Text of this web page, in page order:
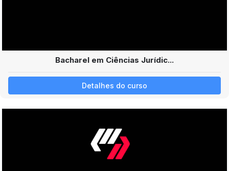
Bacharel em Ciências Jurídic...
Detalhes do curso